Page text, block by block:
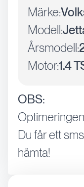
Märke:
Modell:
Årsmodell:
Motor:1.4
OBS:
Du får ett
hämta!